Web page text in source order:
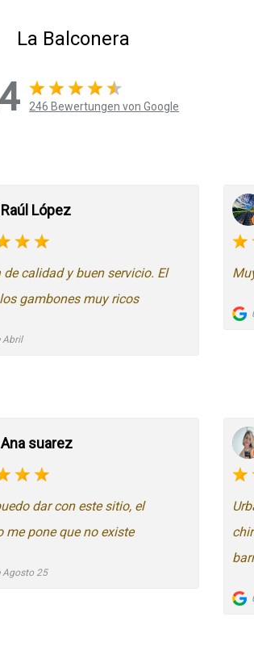
La Balconera
246 Bewertungen von Google
Raúl López
de calidad y buen servicio. El
gambones muy ricos
Abril
Ana suarez
dar con este sitio, el
me pone que no existe
Agosto 25